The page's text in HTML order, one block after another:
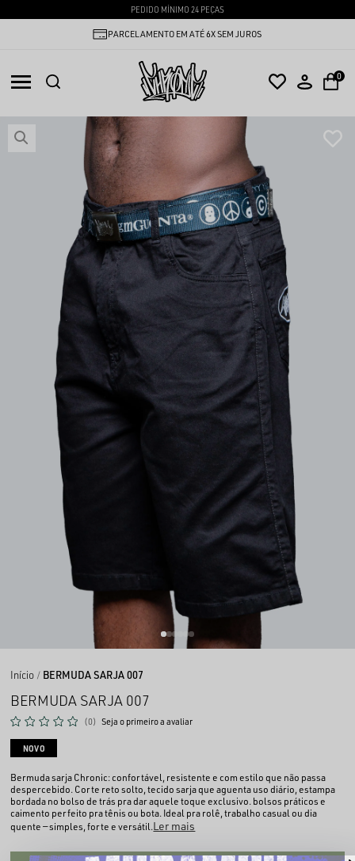
PEDIDO MÍNIMO 24 PEÇAS
ENTREGAMOS PARA TODO BRASIL
0
Início BERMUDA SARJA 007
BERMUDA SARJA 007
(0) Seja o primeiro a avaliar
NOVO
Bermuda sarja Chronic: confortável, resistente e com estilo que não passa
despercebido. Corte reto solto, tecido sarja que aguenta uso diário, estampa
bordada no bolso de trás pra dar aquele toque exclusivo. bolsos práticos e
caimento perfeito pra tênis ou bota. Ideal pra rolê, trabalho casual ou dia
quente — simples, forte e versátil.Ler mais